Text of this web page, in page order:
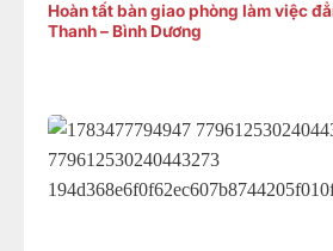
Hoàn tất bàn giao phòng làm việc
Thanh – Bình Dương